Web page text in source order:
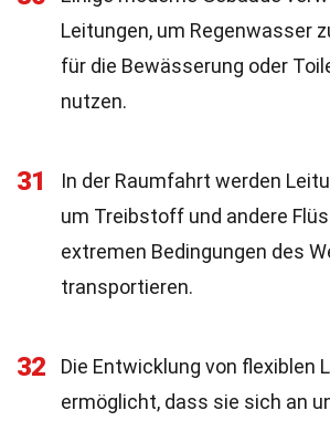
Leitungen, um Regenwasser
für die Bewässerung oder
nutzen.
31
In der Raumfahrt werden
um Treibstoff und andere
extremen Bedingungen des
transportieren.
32
Die Entwicklung von flexiblen
ermöglicht, dass sie sich an